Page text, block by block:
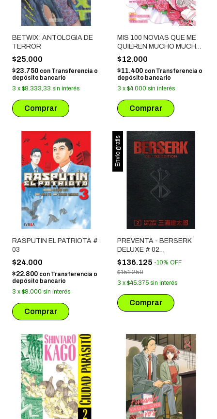
BETWIX: ANTOLOGIA DE
TERROR
$25.000
$23.750 con Transferencia o
depósito bancario
3 x $8.333,33 sin interés
MIS 100 NOVIAS QUE ME
QUIEREN MUCHO MUCHO
# 14
$12.000
$11.400 con Transferencia o
depósito bancario
3 x $4.000 sin interés
RASPUTIN EL PATRIOTA #
03
$24.000
$22.800 con Transferencia o
depósito bancario
3 x $8.000 sin interés
Envío gratis
PREVENTA - BERSERK
DELUXE # 02
(LANZAMIENTO
SEPTIEMBRE)
$136.125 -10% OFF
$151.250
3 x $45.375 sin interés